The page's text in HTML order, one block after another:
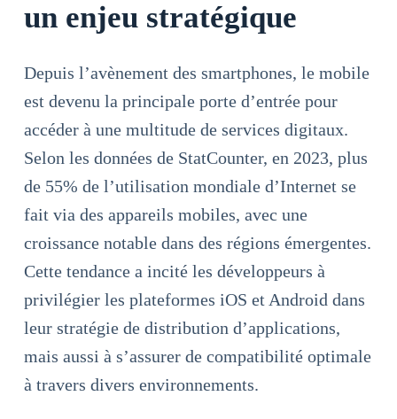
un enjeu stratégique
Depuis l’avènement des smartphones, le mobile
est devenu la principale porte d’entrée pour
accéder à une multitude de services digitaux.
Selon les données de StatCounter, en 2023, plus
de 55% de l’utilisation mondiale d’Internet se
fait via des appareils mobiles, avec une
croissance notable dans des régions émergentes.
Cette tendance a incité les développeurs à
privilégier les plateformes iOS et Android dans
leur stratégie de distribution d’applications,
mais aussi à s’assurer de compatibilité optimale
à travers divers environnements.